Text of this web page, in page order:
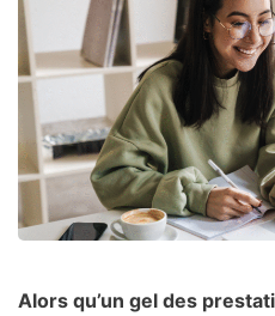
Alors qu’un gel des